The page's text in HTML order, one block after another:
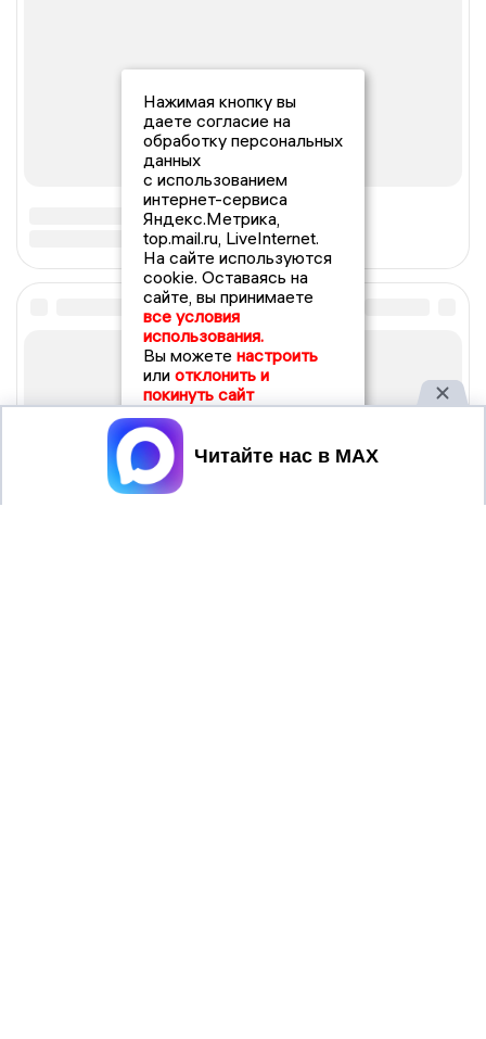
Нажимая кнопку вы
даете согласие на
обработку персональных
данных
с использованием
интернет-сервиса
Яндекс.Метрика,
top.mail.ru, LiveInternet.
На сайте используются
cookie. Оставаясь на
сайте, вы принимаете
все условия
использования.
Вы можете настроить
или отклонить и
покинуть сайт
Принять